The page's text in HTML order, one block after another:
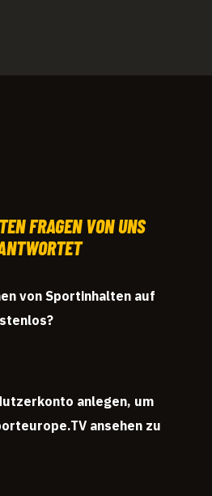
FRAGEN VON UNS
von Sportinhalten auf
anlegen, um
ansehen zu